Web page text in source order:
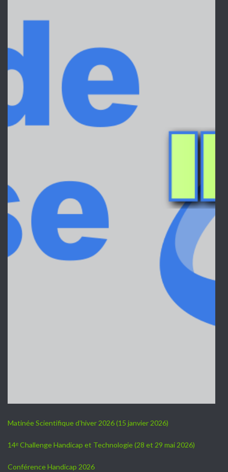
Matinée Scientifique d’hiver 2026 (15 janvier 2026)
14ᵉ Challenge Handicap et Technologie (28 et 29 mai 2026)
Conférence Handicap 2026